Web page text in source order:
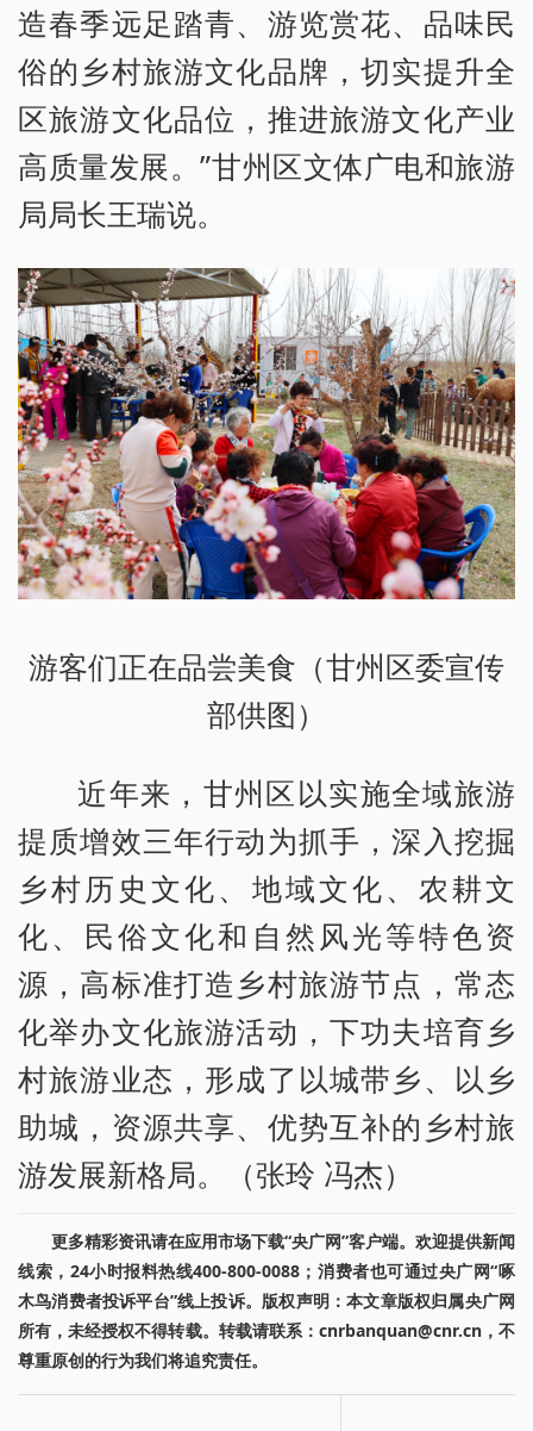
造春季远足踏青、游览赏花、品味民
俗的乡村旅游文化品牌，切实提升全
区旅游文化品位，推进旅游文化产业
高质量发展。”甘州区文体广电和旅游
局局长王瑞说。
游客们正在品尝美食（甘州区委宣传
部供图）
近年来，甘州区以实施全域旅游
提质增效三年行动为抓手，深入挖掘
乡村历史文化、地域文化、农耕文
化、民俗文化和自然风光等特色资
源，高标准打造乡村旅游节点，常态
化举办文化旅游活动，下功夫培育乡
村旅游业态，形成了以城带乡、以乡
助城，资源共享、优势互补的乡村旅
游发展新格局。（张玲 冯杰）
更多精彩资讯请在应用市场下载“央广网”客户端。欢迎提供新闻
线索，24小时报料热线400-800-0088；消费者也可通过央广网“啄
木鸟消费者投诉平台”线上投诉。版权声明：本文章版权归属央广网
所有，未经授权不得转载。转载请联系：cnrbanquan@cnr.cn，不
尊重原创的行为我们将追究责任。